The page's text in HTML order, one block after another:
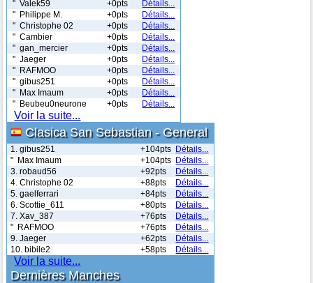
" Valek59
Détails...
+0pts
" Philippe M.
Détails...
+0pts
" Christophe 02
Détails...
+0pts
" Cambier
Détails...
+0pts
" gan_mercier
Détails...
+0pts
" Jaeger
Détails...
+0pts
" RAFMOO
Détails...
+0pts
" gibus251
Détails...
+0pts
" Max Imaum
Détails...
+0pts
" Beubeu0neurone
Détails...
+0pts
Voir la suite...
Clasica San Sebastian - General
1. gibus251 Détails...
+104pts
" Max Imaum
Détails...
+104pts
3. robaud56
Détails...
+92pts
4. Christophe 02
Détails...
+88pts
5. gaelferrari
Détails...
+84pts
6. Scottie_611
Détails...
+80pts
7. Xav_387
Détails...
+76pts
" RAFMOO
Détails...
+76pts
9. Jaeger
Détails...
+62pts
10. bibile2
Détails...
+58pts
Voir la suite...
Dernières Manches